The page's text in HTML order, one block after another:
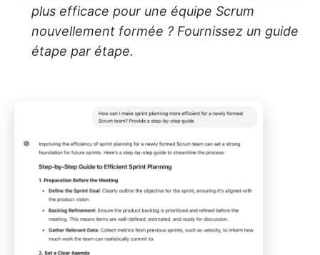
plus efficace pour une équipe Scrum
nouvellement formée ? Fournissez un guide
étape par étape.